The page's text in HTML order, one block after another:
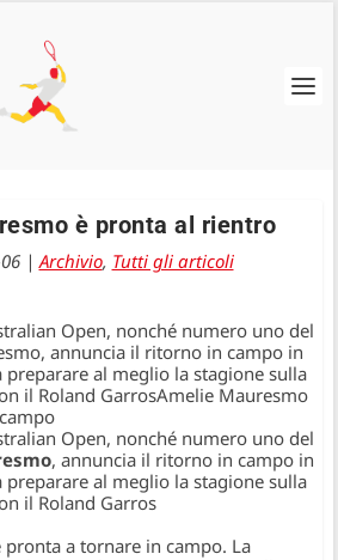
è pronta al rientro
|Archivio, Tutti gli articoli
Open, nonché numero uno del
annuncia il ritorno in campo in
preparare al meglio la stagione sulla
il Roland GarrosAmelie Mauresmo
Open, nonché numero uno del
, annuncia il ritorno in campo in
preparare al meglio la stagione sulla
il Roland Garros
pronta a tornare in campo. La